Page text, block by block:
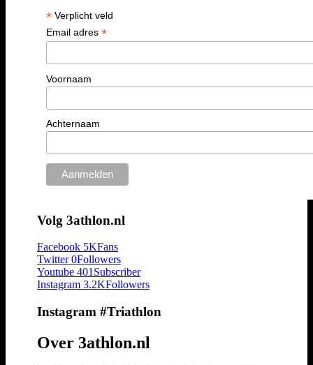
*Verplicht veld
Email adres *
Voornaam
Achternaam
Volg 3athlon.nl
Facebook 5KFans
Twitter 0Followers
Youtube 401 Subscriber
Instagram 3.2KFollowers
Instagram #Triathlon
Over 3athlon.nl